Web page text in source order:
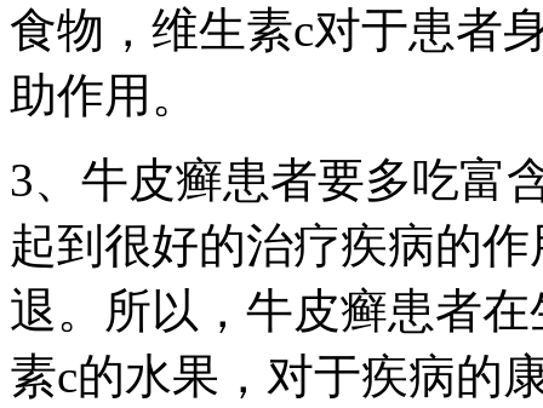
食物，维生素c对于患者
助作用。
3、牛皮癣患者要多吃富
起到很好的治疗疾病的
退。所以，牛皮癣患者
素c的水果，对于疾病的